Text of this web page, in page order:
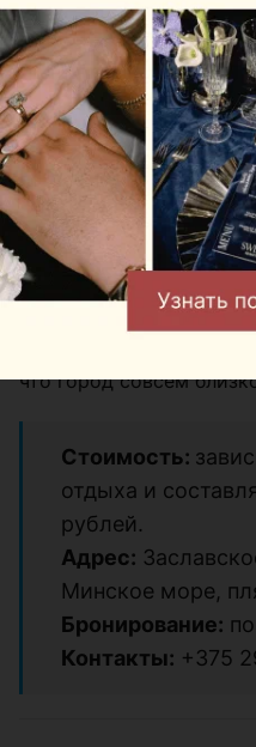
Летом у Robin Hood
развлечений. Гости
катер, катамараны,
на банане или
предпочитает
территории базы.
Главная фишка
воде. Поэтому даже
здесь ощущается
что город совсем
Стоимость:
отдыха и
рублей.
Адрес:
Минское море,
Бронирование:
Контакты: +375